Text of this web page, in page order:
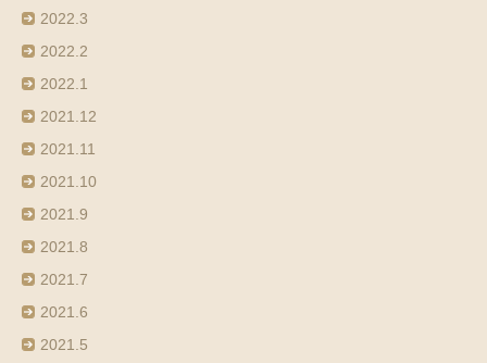
2022.3
2022.2
2022.1
2021.12
2021.11
2021.10
2021.9
2021.8
2021.7
2021.6
2021.5